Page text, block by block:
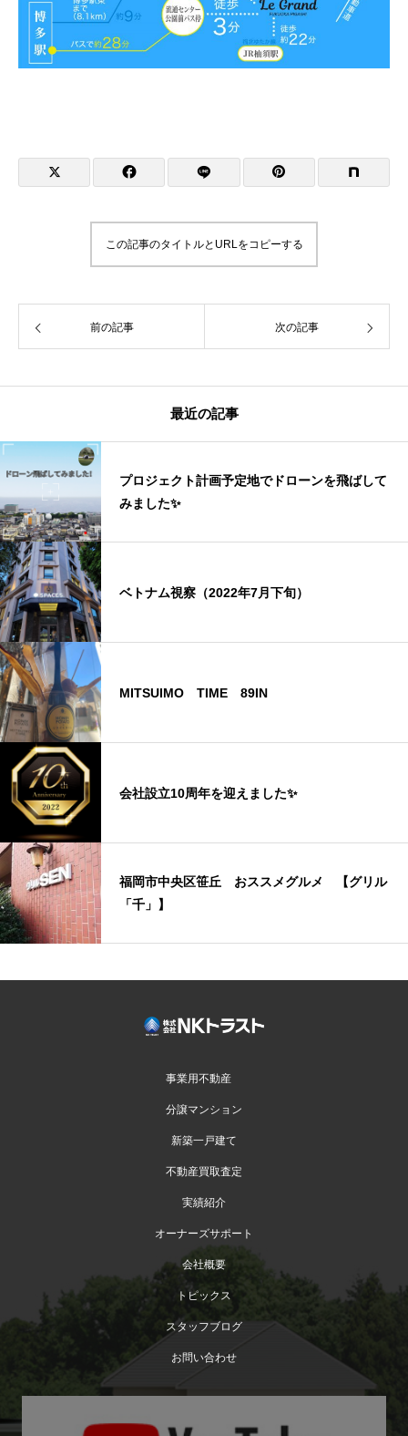
この記事のタイトルとURLをコピーする
前の記事 次の記事
最近の記事
プロジェクト計画予定地でドローンを飛ばして
みました✨
ベトナム視察（2022年7月下旬）
MITSUIMO TIME 89IN
会社設立10周年を迎えました✨
福岡市中央区笹丘 おススメグルメ 【グリル
「千」】
事業用不動産
分譲マンション
新築一戸建て
不動産買取査定
実績紹介
オーナーズサポート
会社概要
トピックス
スタッフブログ
お問い合わせ